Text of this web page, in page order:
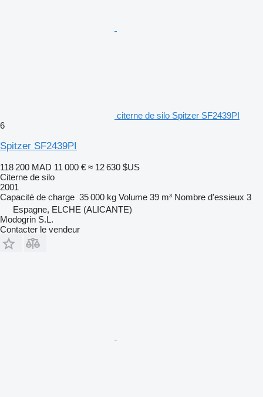
citerne de silo Spitzer SF2439PI
6
Spitzer SF2439PI
118 200 MAD 11 000 € ≈ 12 630 $US
Citerne de silo
2001
Capacité de charge 35 000 kg Volume 39 m³ Nombre d'essieux 3
Espagne, ELCHE (ALICANTE)
Modogrin S.L.
Contacter le vendeur